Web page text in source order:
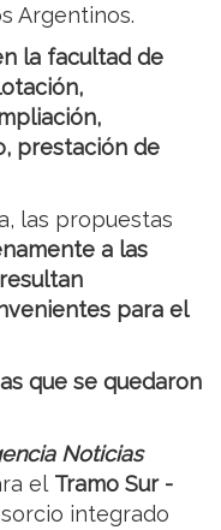
Argentinos.
la facultad de
prestación de
las propuestas
a las
para el
que se quedaron
Noticias
el Tramo Sur -
integrado